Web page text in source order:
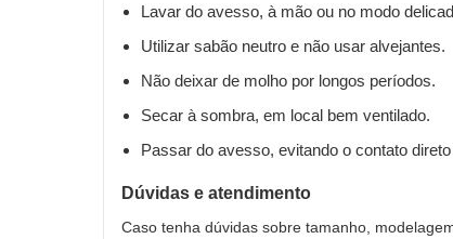
Lavar do avesso, à mão ou no modo
Utilizar sabão neutro e não usar alvejantes.
Não deixar de molho por longos períodos.
Secar à sombra, em local bem ventilado.
Passar do avesso, evitando o contato
Dúvidas e atendimento
Caso tenha dúvidas sobre tamanho,